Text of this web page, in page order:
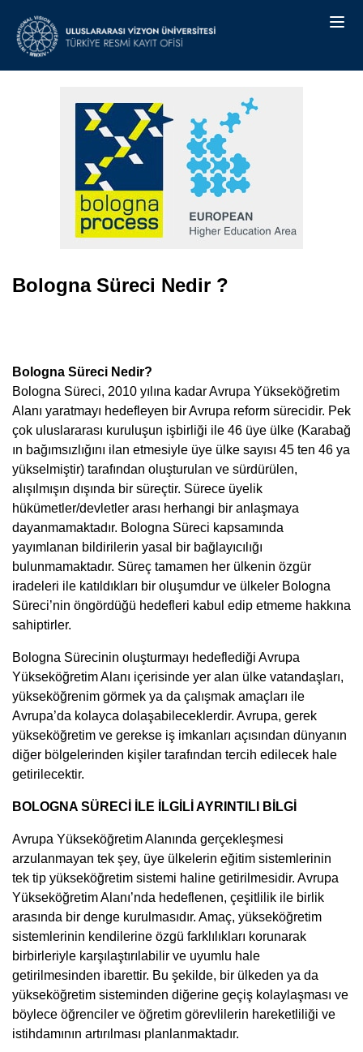
Bologna Süreci Nedir ?
Bologna Süreci Nedir?
Bologna Süreci, 2010 yılına kadar Avrupa Yükseköğretim
Alanı yaratmayı hedefleyen bir Avrupa reform sürecidir. Pek
çok uluslararası kuruluşun işbirliği ile 46 üye ülke (Karabağ
ın bağımsızlığını ilan etmesiyle üye ülke sayısı 45 ten 46 ya
yükselmiştir) tarafından oluşturulan ve sürdürülen,
alışılmışın dışında bir süreçtir. Sürece üyelik
hükümetler/devletler arası herhangi bir anlaşmaya
dayanmamaktadır. Bologna Süreci kapsamında
yayımlanan bildirilerin yasal bir bağlayıcılığı
bulunmamaktadır. Süreç tamamen her ülkenin özgür
iradeleri ile katıldıkları bir oluşumdur ve ülkeler Bologna
Süreci’nin öngördüğü hedefleri kabul edip etmeme hakkına
sahiptirler.
Bologna Sürecinin oluşturmayı hedeflediği Avrupa
Yükseköğretim Alanı içerisinde yer alan ülke vatandaşları,
yükseköğrenim görmek ya da çalışmak amaçları ile
Avrupa’da kolayca dolaşabileceklerdir. Avrupa, gerek
yükseköğretim ve gerekse iş imkanları açısından dünyanın
diğer bölgelerinden kişiler tarafından tercih edilecek hale
getirilecektir.
BOLOGNA SÜRECİ İLE İLGİLİ AYRINTILI BİLGİ
Avrupa Yükseköğretim Alanında gerçekleşmesi
arzulanmayan tek şey, üye ülkelerin eğitim sistemlerinin
tek tip yükseköğretim sistemi haline getirilmesidir. Avrupa
Yükseköğretim Alanı’nda hedeflenen, çeşitlilik ile birlik
arasında bir denge kurulmasıdır. Amaç, yükseköğretim
sistemlerinin kendilerine özgü farklılıkları korunarak
birbirleriyle karşılaştırılabilir ve uyumlu hale
getirilmesinden ibarettir. Bu şekilde, bir ülkeden ya da
yükseköğretim sisteminden diğerine geçiş kolaylaşması ve
böylece öğrenciler ve öğretim görevlilerin hareketliliği ve
istihdamının artırılması planlanmaktadır.